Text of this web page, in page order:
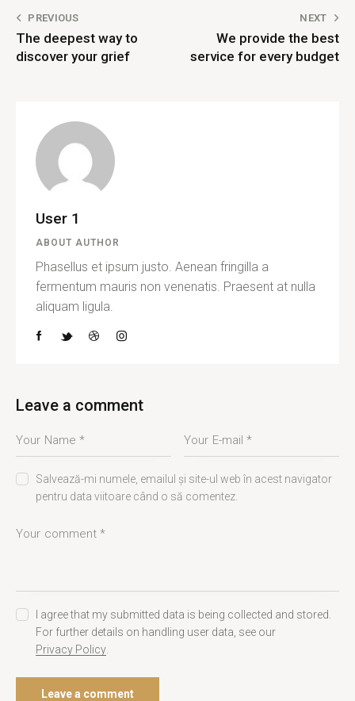
PREVIOUS
The deepest way to
discover your grief
NEXT
We provide the best
service for every budget
User 1
ABOUT AUTHOR
Phasellus et ipsum justo. Aenean fringilla a
fermentum mauris non venenatis. Praesent at nulla
aliquam ligula.
Leave a comment
Salvează-mi numele, emailul și site-ul web în acest navigator
pentru data viitoare când o să comentez.
I agree that my submitted data is being collected and stored.
For further details on handling user data, see our
Privacy Policy